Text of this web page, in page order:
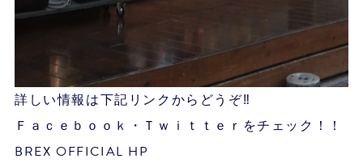
詳しい情報は下記リンクからどうぞ‼
Ｆａｃｅｂｏｏｋ・Ｔｗｉｔｔｅｒをチェック！！
BREX OFFICIAL HP